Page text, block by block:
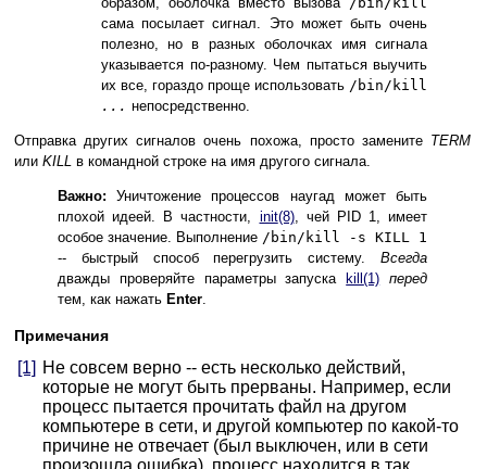
сама посылает сигнал. Это может быть очень
полезно, но в разных оболочках имя сигнала
указывается по-разному. Чем пытаться выучить
их все, гораздо проще использовать /bin/kill
... непосредственно.
Отправка других сигналов очень похожа, просто замените TERM
или KILL в командной строке на имя другого сигнала.
Важно: Уничтожение процессов наугад может быть
плохой идеей. В частности, init(8), чей PID 1, имеет
особое значение. Выполнение /bin/kill -s KILL 1
-- быстрый способ перегрузить систему. Всегда
дважды проверяйте параметры запуска
kill(1)
перед
тем, как нажать Enter.
Примечания
[1] Не совсем верно -- есть несколько действий,
которые не могут быть прерваны. Например, если
процесс пытается прочитать файл на другом
компьютере в сети, и другой компьютер по какой-то
причине не отвечает (был выключен, или в сети
произошла ошибка), процесс находится в так